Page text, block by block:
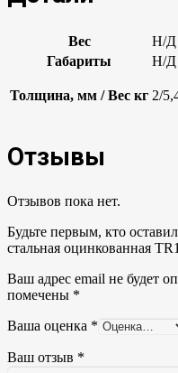
Вес
Н/Д
Габариты
Н/Д
Толщина, мм / Вес кг 2/
Отзывы
Отзывов пока нет.
Будьте первым, кто
стальная оцинкованная
Ваш адрес email не будет
помечены *
Ваша оценка *
Ваш отзыв *